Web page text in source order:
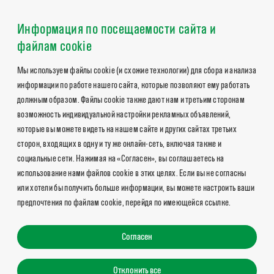
Информация по посещаемости сайта и
файлам cookie
Мы используем файлы cookie (и схожие технологии) для сбора и анализа
информации по работе нашего сайта, которые позволяют ему работать
должным образом. Файлы cookie также дают нам и третьим сторонам
возможность индивидуальной настройки рекламных объявлений,
которые вы можете видеть на нашем сайте и других сайтах третьих
сторон, входящих в одну и ту же онлайн-сеть, включая также и
социальные сети. Нажимая на «Согласен», вы соглашаетесь на
использование нами файлов cookie в этих целях. Если вы не согласны
или хотели бы получить больше информации, вы можете настроить ваши
предпочтения по файлам cookie, перейдя по имеющейся ссылке.
Согласен
Отклонить все